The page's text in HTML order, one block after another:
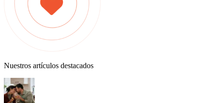
Nuestros artículos destacados